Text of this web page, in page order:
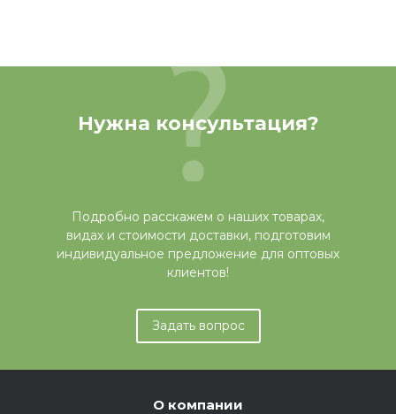
Нужна консультация?
Подробно расскажем о наших товарах,
видах и стоимости доставки, подготовим
индивидуальное предложение для оптовых
клиентов!
Задать вопрос
О компании